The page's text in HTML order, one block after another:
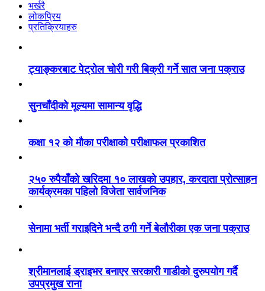
भर्खरै
लोकप्रिय
प्रतिक्रियाहरु
ट्याङ्करबाट पेट्रोल चोरी गरी बिक्री गर्ने सात जना पक्राउ
सुनचाँदीको मूल्यमा सामान्य वृद्धि
कक्षा १२ को मौका परीक्षाको परीक्षाफल प्रकाशित
२५० रुपैयाँको खरिदमा १० लाखको उपहार, करदाता प्रोत्साहन
कार्यक्रमका पहिलो विजेता सार्वजनिक
सेनामा भर्ती गराइदिने भन्दै ठगी गर्ने बेलौरीका एक जना पक्राउ
श्रीमानलाई ड्राइभर बनाएर सरकारी गाडीको दुरुपयोग गर्दै
उपप्रमुख राना